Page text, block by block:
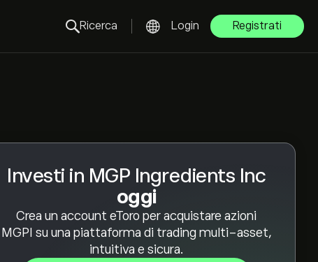
Ricerca Login Registrati
Investi in MGP Ingredients Inc
oggi
Crea un account eToro per acquistare azioni
MGPI su una piattaforma di trading multi-asset,
intuitiva e sicura.